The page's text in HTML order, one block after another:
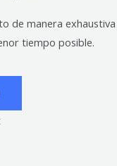
de manera exhaustiva
tiempo posible.